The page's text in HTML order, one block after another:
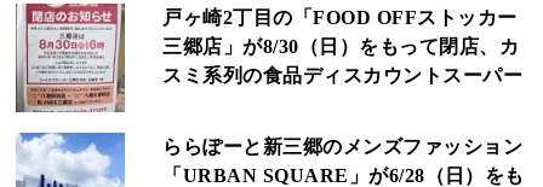
戸ヶ崎2丁目の「FOOD OFFストッカー
三郷店」が8/30（日）をもって閉店、カ
スミ系列の食品ディスカウントスーパー
ららぽーと新三郷のメンズファッション
「URBAN SQUARE」が6/28（日）をも